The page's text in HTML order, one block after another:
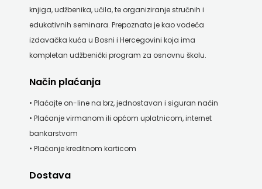
SALESIANA
SANDORF
Scriptura
media
j.d.o.o.
SONJA
ŠKOBIĆ
STEP
knjiga, udžbenika, učila, te organiziranje stručnih i
edukativnih seminara. Prepoznata je kao vodeća
izdavačka kuća u Bosni i Hercegovini koja ima
kompletan udžbenički program za osnovnu školu.
Način plaćanja
• Plaćajte on-line na brz, jednostavan i siguran način
• Plaćanje virmanom ili općom uplatnicom, internet
bankarstvom
• Plaćanje kreditnom karticom
Dostava